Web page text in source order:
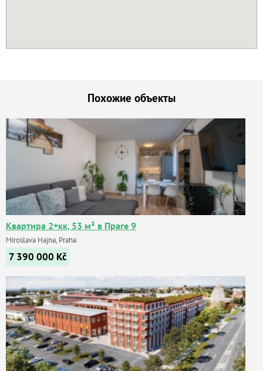
Похожие объекты
Квартира 2+кк, 53 м² в Праге 9
Miroslava Hajna, Praha
7 390 000 Kč